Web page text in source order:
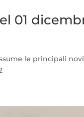
01
le principali